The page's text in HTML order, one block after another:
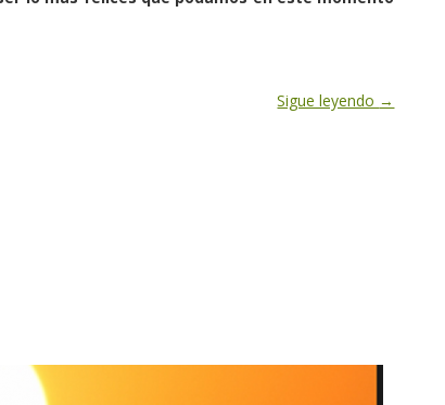
Sigue leyendo →